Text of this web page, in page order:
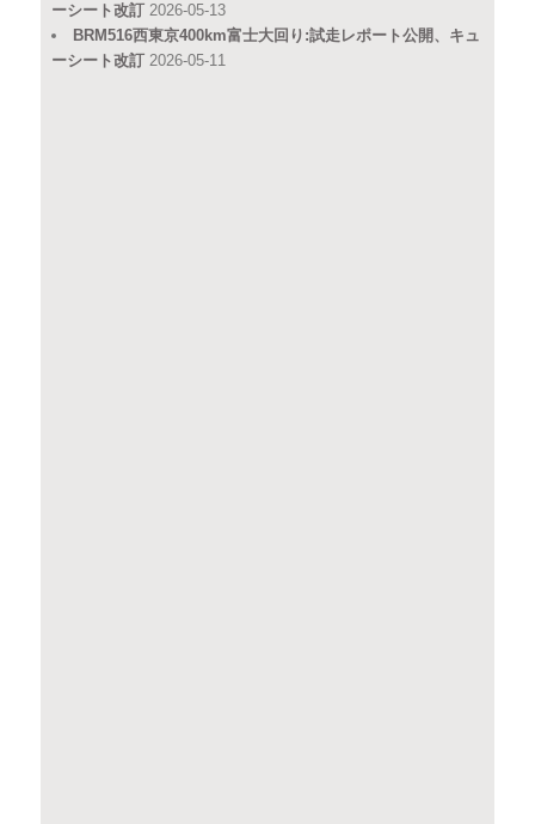
ーシート改訂 2026-05-13
BRM516西東京400km富士大回り:試走レポート公開、キュ
ーシート改訂 2026-05-11